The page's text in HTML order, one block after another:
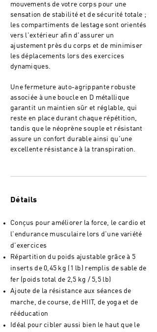
mouvements de votre corps pour une
sensation de stabilité et de sécurité totale ;
les compartiments de lestage sont orientés
vers l'extérieur afin d'assurer un
ajustement près du corps et de minimiser
les déplacements lors des exercices
dynamiques.
Une fermeture auto-agrippante robuste
associée à une boucle en D métallique
garantit un maintien sûr et réglable, qui
reste en place durant chaque répétition,
tandis que le néoprène souple et résistant
assure un confort durable ainsi qu'une
excellente résistance à la transpiration.
Détails
Conçus pour améliorer la force, le cardio et
l'endurance musculaire lors d'une variété
d'exercices
Répartition du poids ajustable grâce à 5
inserts de 0,45 kg (1 lb) remplis de sable de
fer (poids total de 2,5 kg / 5,5 lb)
Ajoute de la résistance aux séances de
marche, de course, de HIIT, de yoga et de
rééducation
Idéal pour cibler aussi bien le haut que le